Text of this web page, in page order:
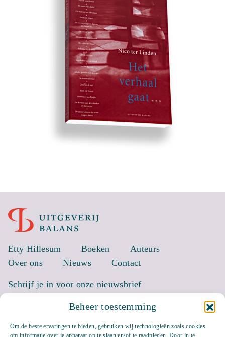
Beheer toestemming
Om de beste ervaringen te bieden, gebruiken wij technologieën zoals cookies
om informatie over je apparaat op te slaan en/of te raadplegen. Door in te
Etty Hillesum Boeken
Auteurs
Over ons
Nieuws Contact
Schrijf je in voor onze nieuwsbrief